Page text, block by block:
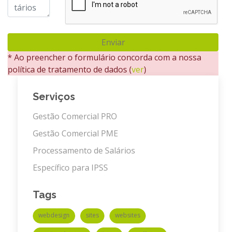
Enviar
* Ao preencher o formulário concorda com a nossa
política de tratamento de dados (ver)
Serviços
Gestão Comercial PRO
Gestão Comercial PME
Processamento de Salários
Específico para IPSS
Tags
webdesign sites websites